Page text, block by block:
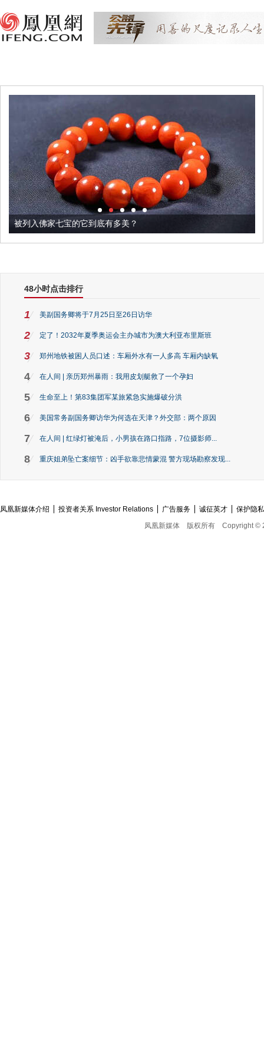
被列入佛家七宝的它到底有多美？
48小时点击排行
1 美副国务卿将于7月25日至26日访华
2 定了！2032年夏季奥运会主办城市为澳大利亚布里斯班
3 郑州地铁被困人员口述：车厢外水有一人多高 车厢内缺氧
4 在人间 | 亲历郑州暴雨：我用皮划艇救了一个孕妇
5 生命至上！第83集团军某旅紧急实施爆破分洪
6 美国常务副国务卿访华为何选在天津？外交部：两个原因
7 在人间 | 红绿灯被淹后，小男孩在路口指路，7位摄影师...
8 重庆姐弟坠亡案细节：凶手欲靠悲情蒙混 警方现场勘察发现...
凤凰新媒体介绍 投资者关系 Investor Relations 广告服务 诚征英才
保护隐
凤凰新媒体
版权所有 Copyright ©